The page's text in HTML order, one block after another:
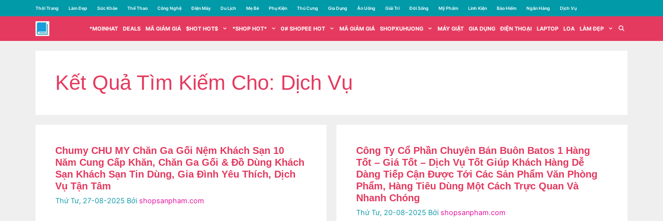
đến
dung
Thời Trang Làm Đẹp Sức Khỏe Thể Thao Công Nghệ Điện Máy Du Lịch Mẹ Bé Phụ Kiện Thú Cưng Gia Dụng Ăn Uống Giải Trí Đời Sống Mỹ Phẩm Linh Kiện Bảo Hiểm Ngân Hàng Dịch Vụ
*MOINHAT DEALS MÃ GIẢM GIÁ $HOT HOT$ *SHOP HOT* 0# SHOPEE HOT MÃ GIẢM GIÁ SHOPXUHUONG MÁY GIẶT GIA DỤNG ĐIỆN THOẠI LAPTOP LOA LÀM ĐẸP
Kết Quả Tìm Kiếm Cho: Dịch Vụ
Chumy CHU MY Chăn Ga Gối Nệm Khách Sạn 10
Năm Cung Cấp Khăn, Chăn Ga Gối & Đồ Dùng Khách
Sạn Khách Sạn Tin Dùng, Gia Đình Yêu Thích, Dịch
Vụ Tận Tâm
Thứ Tư, 27-08-2025 Bởi shopsanpham.com
Công Ty Cổ Phần Chuyên Bán Buôn Batos 1 Hàng
Tốt – Giá Tốt – Dịch Vụ Tốt Giúp Khách Hàng Dễ
Dàng Tiếp Cận Được Tới Các Sản Phẩm Văn Phòng
Phẩm, Hàng Tiêu Dùng Một Cách Trực Quan Và
Nhanh Chóng
Thứ Tư, 20-08-2025 Bởi shopsanpham.com